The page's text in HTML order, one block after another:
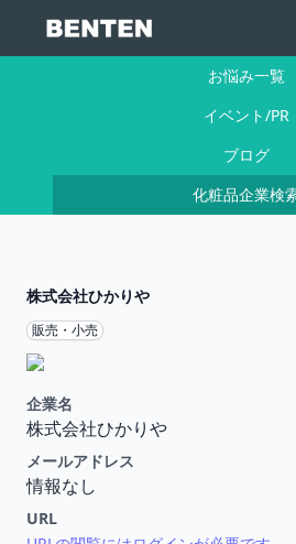
お悩み一覧
イベント/PR
ブログ
化粧品企業検
株式会社ひかりや
販売・小売
企業名
株式会社ひかりや
メールアドレス
情報なし
URL